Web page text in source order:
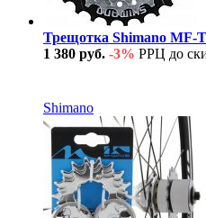
Трещотка Shimano MF-
1 380 руб. -3% РРЦ до
Shimano